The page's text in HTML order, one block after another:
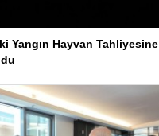
Yangın Hayvan Tahliyesine